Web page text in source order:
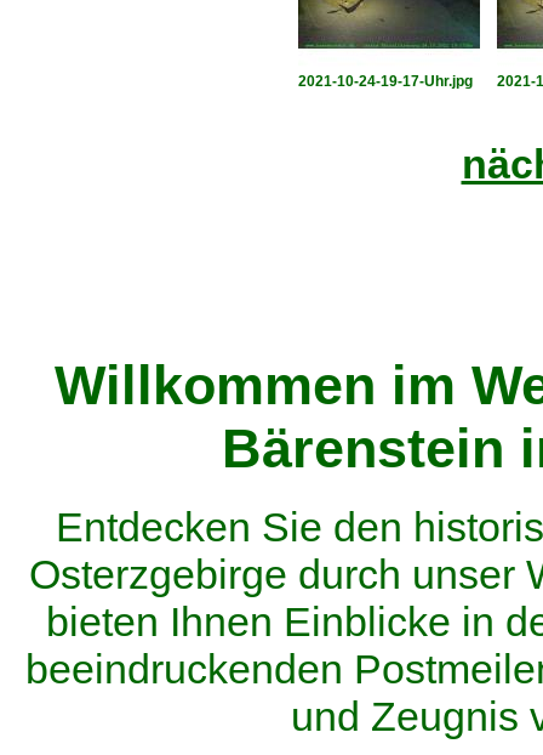
2021-10-24-19-17-Uhr.jpg 2021-
Willkommen im
Bärenstein
Entdecken Sie den
Osterzgebirge durch unser
bieten Ihnen Einblicke in
beeindruckenden
und Zeugnis